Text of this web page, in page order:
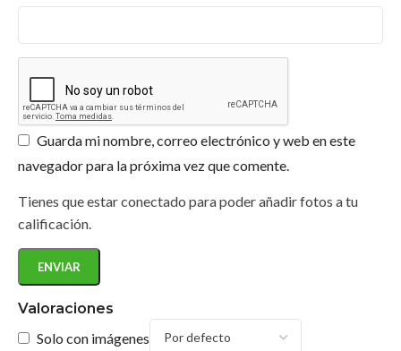
Valoraciones
Solo con imágenes
Guarda mi nombre, correo electrónico y web en este
navegador para la próxima vez que comente.
Tienes que estar conectado para poder añadir fotos a tu
calificación.